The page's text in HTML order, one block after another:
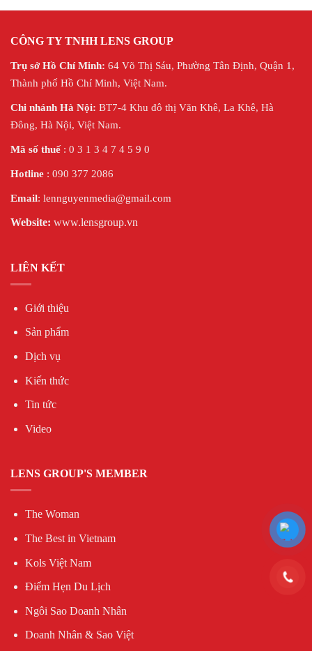
CÔNG TY TNHH LENS GROUP
Trụ sở Hồ Chí Minh: 64 Võ Thị Sáu, Phường Tân Định, Quận 1,
Thành phố Hồ Chí Minh, Việt Nam.
Chi nhánh Hà Nội: BT7-4 Khu đô thị Văn Khê, La Khê, Hà
Đông, Hà Nội, Việt Nam.
Mã số thuế: 0 3 1 3 4 7 4 5 9 0
Hotline : 090 377 2086
Email: lennguyenmedia@gmail.com
Website: www.lensgroup.vn
LIÊN KẾT
Giới thiệu
Sản phẩm
Dịch vụ
Kiến thức
Tin tức
Video
LENS GROUP'S MEMBER
The Woman
The Best in Vietnam
Kols Việt Nam
Điểm Hẹn Du Lịch
Ngôi Sao Doanh Nhân
Doanh Nhân & Sao Việt